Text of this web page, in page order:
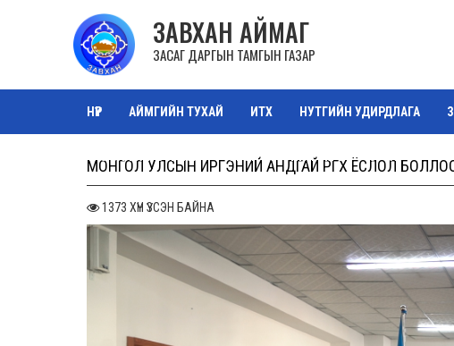
ЗАВХАН АЙМАГ
ЗАСАГ ДАРГЫН ТАМГЫН ГАЗАР
НҮҮР АЙМГИЙН ТУХАЙ ИТХ НУТГИЙН УДИРДЛАГА
ОРОН НУТГИЙН ӨМЧ
МОНГОЛ УЛСЫН ИРГЭНИЙ АНДГАЙ ӨРГӨХ ЁСЛОЛ
1373 ХҮН ҮЗСЭН БАЙНА